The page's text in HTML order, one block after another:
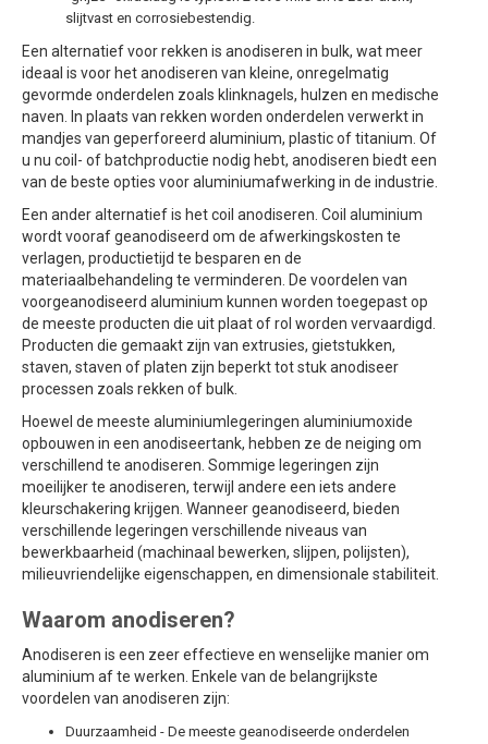
slijtvast en corrosiebestendig.
Een alternatief voor rekken is anodiseren in bulk, wat meer
ideaal is voor het anodiseren van kleine, onregelmatig
gevormde onderdelen zoals klinknagels, hulzen en medische
naven. In plaats van rekken worden onderdelen verwerkt in
mandjes van geperforeerd aluminium, plastic of titanium. Of
u nu coil- of batchproductie nodig hebt, anodiseren biedt een
van de beste opties voor aluminiumafwerking in de industrie.
Een ander alternatief is het coil anodiseren. Coil aluminium
wordt vooraf geanodiseerd om de afwerkingskosten te
verlagen, productietijd te besparen en de
materiaalbehandeling te verminderen. De voordelen van
voorgeanodiseerd aluminium kunnen worden toegepast op
de meeste producten die uit plaat of rol worden vervaardigd.
Producten die gemaakt zijn van extrusies, gietstukken,
staven, staven of platen zijn beperkt tot stuk anodiseer
processen zoals rekken of bulk.
Hoewel de meeste aluminiumlegeringen aluminiumoxide
opbouwen in een anodiseertank, hebben ze de neiging om
verschillend te anodiseren. Sommige legeringen zijn
moeilijker te anodiseren, terwijl andere een iets andere
kleurschakering krijgen. Wanneer geanodiseerd, bieden
verschillende legeringen verschillende niveaus van
bewerkbaarheid (machinaal bewerken, slijpen, polijsten),
milieuvriendelijke eigenschappen, en dimensionale stabiliteit.
Waarom anodiseren?
Anodiseren is een zeer effectieve en wenselijke manier om
aluminium af te werken. Enkele van de belangrijkste
voordelen van anodiseren zijn:
Duurzaamheid - De meeste geanodiseerde onderdelen